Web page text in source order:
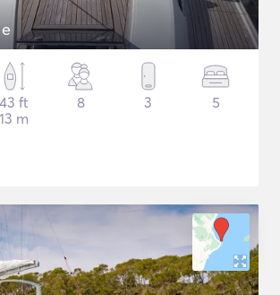
43 ft
13 m
8 3 5